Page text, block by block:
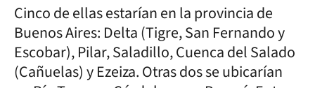
Cinco de ellas estarían en la provincia de
Buenos Aires: Delta (Tigre, San Fernando y
Escobar), Pilar, Saladillo, Cuenca del Salado
(Cañuelas) y Ezeiza. Otras dos se ubicarían